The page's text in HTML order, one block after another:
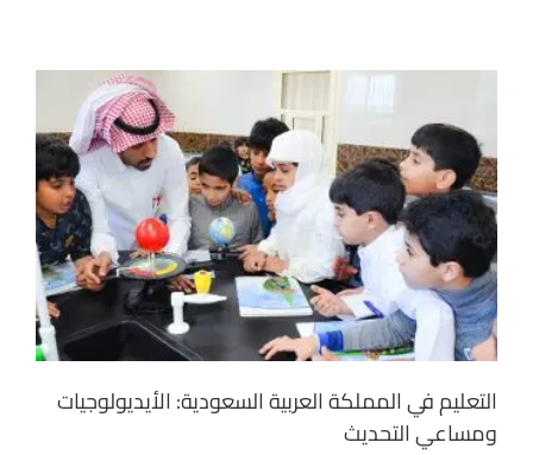
التعليم في المملكة العربية السعودية: الأيديولوجيات
ومساعي التحديث